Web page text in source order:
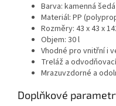
Barva: kamenná šedá
Materiál: PP
Rozměry: 43 x 43 x
Objem: 30 l
Vhodné pro vnitřní i
Treláž a
Mrazuvzdorné a
Doplňkové